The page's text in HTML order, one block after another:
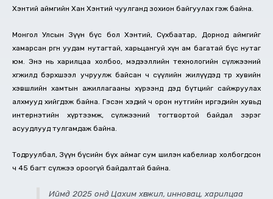
Хэнтий аймгийн Хан Хэнтий чуулганд зохион байгуулах гэж байна.
Монгол Улсын Зүүн бүс бол Хэнтий, Сүхбаатар, Дорнод аймгийг
хамарсан өргөн уудам нутагтай, харьцангуй хүн ам багатай бүс нутаг
юм. Энэ нь харилцаа холбоо, мэдээллийн технологийн сүлжээний
хөгжилд бэрхшээл учруулж байсан ч сүүлийн жилүүдэд төр хувийн
хэвшлийн хамтын ажиллагааны хүрээнд дэд бүтцийг сайжруулах
алхмууд хийгдэж байна. Гэсэн хэдий ч орон нутгийн иргэдийн хувьд
интернэтийн хүртээмж, сүлжээний тогтвортой байдал зэрэг
асуудлууд тулгамдаж байна.
Тодруулбал, Зүүн бүсийн бүх аймаг сум шилэн кабелиар холбогдсон
ч 45 багт сүлжээ ороогүй байдалтай байна.
Иймд 2025 онд Цахим хөгжил, инновац, харилцаа